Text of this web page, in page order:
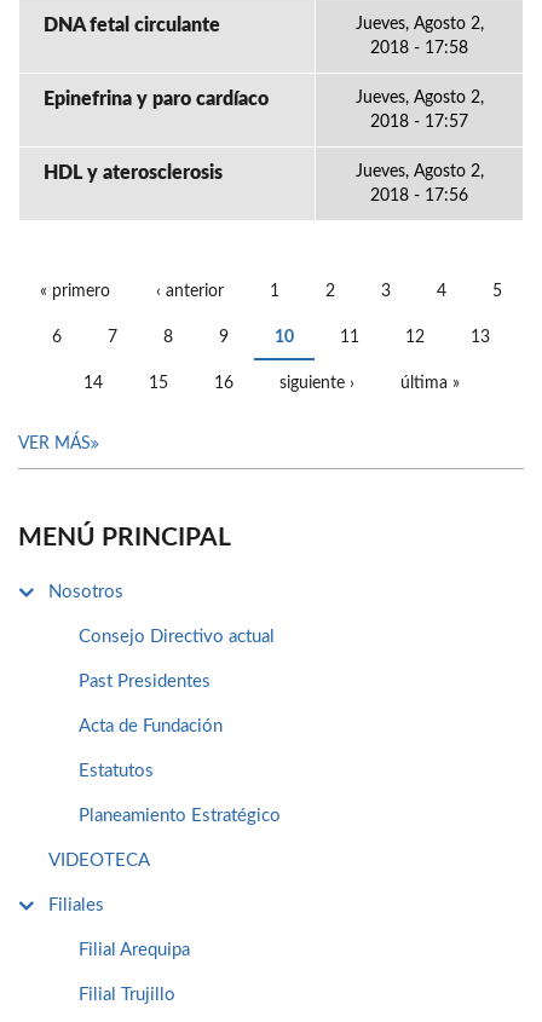
DNA fetal circulante
Jueves, Agosto 2,
2018 - 17:58
Epinefrina y paro cardíaco
Jueves, Agosto 2,
2018 - 17:57
HDL y aterosclerosis
Jueves, Agosto 2,
2018 - 17:56
« primero ‹ anterior 1 2 3 4 5
6 7 8 9 10 11 12 13
14 15 16 siguiente › última »
VER MÁS
MENÚ PRINCIPAL
Nosotros
Consejo Directivo actual
Past Presidentes
Acta de Fundación
Estatutos
Planeamiento Estratégico
VIDEOTECA
Filiales
Filial Arequipa
Filial Trujillo